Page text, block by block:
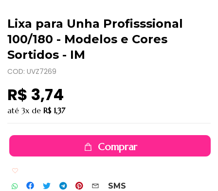
Lixa para Unha Profisssional
100/180 - Modelos e Cores
Sortidos - IM
COD: UVZ7269
R$ 3,74
até 3x de R$ 1,37
Comprar
SMS